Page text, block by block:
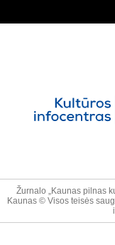
Žurnalo „Kaunas pilnas
Kaunas © Visos teisės